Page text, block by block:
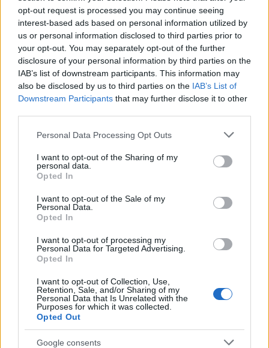
opt-out request is processed you may continue seeing
interest-based ads based on personal information utilized by
us or personal information disclosed to third parties prior to
your opt-out. You may separately opt-out of the further
disclosure of your personal information by third parties on the
IAB’s list of downstream participants. This information may
also be disclosed by us to third parties on the IAB’s List of
Downstream Participants that may further disclose it to other
Please note that this website/app uses one or more Google
not limited to your visit or usage behaviour. You may click to
grant or deny consent to Google and its third-party tags to
use your data for below specified purposes in below Google
consent section.
Personal Data Processing Opt Outs
I want to opt-out of the Sharing of my
personal data.
Opted In
I want to opt-out of the Sale of my
Personal Data.
Opted In
I want to opt-out of processing my
Personal Data for Targeted Advertising.
Opted In
I want to opt-out of Collection, Use,
Retention, Sale, and/or Sharing of my
Personal Data that Is Unrelated with the
Purposes for which it was collected.
Opted Out
Google consents
Platzen Sie die Blase in Ihrem neuverlegten Vinyl-
Bodenbelag, dannflicken Sie sie! Es gibt eine Reihe
von Gründen, warum Vinylbodenbeläge Blasen
werfen. Eine Möglichkeit, dies zu beheben, ist, die
Blase mit einer Nadel anzustechen, die Luft
entweichen zu lassen und sie zu beschweren, bis sie
getrocknet ist.
Entfernen Sie eine Tür aus ihrem Rahmen, ohne die
Schrauben in den Scharnieren zu entfernen. Sie
müssen eine Tür ausbauen, um ein großes
Möbelstück zu transportieren? Schlagen Sie einfach
einen Nagel durch den unteren Teil des Scharniers,
so dass der Bolzen aus dem oberen Teil
herausrutscht. Machen Sie das bei beiden
Scharnieren, und die Tür ist frei!
Wenn Sie keine Toilette haben wollen,
die nicht
aufhört zu laufen, sollten Sie
für den Tank und lassen Wasser hinein und heraus.
Ziehen Sie den Siphon aus dem Tank und
untersuchen Sie das Ventil. Wenn es verschmutzt ist,
reinigen Sie es. Wenn es kaputt ist, ersetzen Sie das
Ventil durch ein neues.